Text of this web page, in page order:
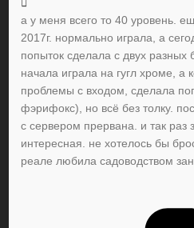
а у меня всего то 40 уровень.
2017г. нормально играла, а
попыток сделала с двух разных
начала играла на гугл хроме, а
проблемы с входом, сделала
фэрифокс), но всё без толку.
с сервером прервана. и так раз
интересная. не хотелось бы
реале любила садоводством